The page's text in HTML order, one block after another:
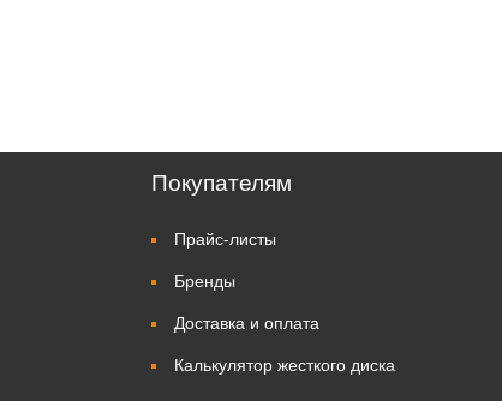
Покупателям
Прайс-листы
Бренды
Доставка и оплата
Калькулятор жесткого диска